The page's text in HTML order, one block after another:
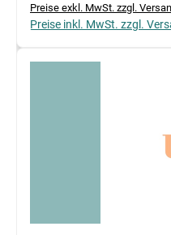
Preise exkl. MwSt. zzgl.
Preise inkl. MwSt. zzgl.